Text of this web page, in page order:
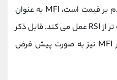
اساس این نظریه که حجم مقدم بر قیمت است، MFI به عنوان
یک شاخص پیشرو، بلندپروازانه تر از RSI عمل می کند. قابل ذکر
است که دوره های 14 روزه در MFI نیز به صورت پیش فرض